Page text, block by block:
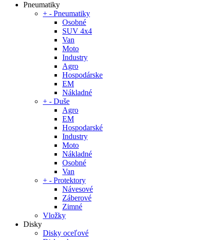
Pneumatiky
+ - Pneumatiky
Osobné
SUV 4x4
Van
Moto
Industry
Agro
Hospodárske
EM
Nákladné
+ - Duše
Agro
EM
Hospodarské
Industry
Moto
Nákladné
Osobné
Van
+ - Protektory
Návesové
Záberové
Zimné
Vložky
Disky
Disky oceľové